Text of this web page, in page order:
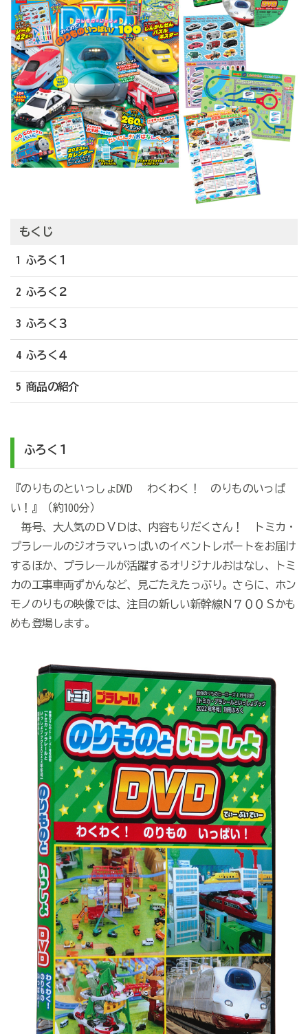
もくじ
1 ふろく１
2 ふろく２
3 ふろく３
4 ふろく４
5 商品の紹介
ふろく１
『のりものといっしょDVD わくわく！ のりものいっぱ
い！』（約100分）
毎号、大人気のＤＶＤは、内容もりだくさん！ トミカ・
プラレールのジオラマいっぱいのイベントレポートをお届け
するほか、プラレールが活躍するオリジナルおはなし、トミ
カの工事車両ずかんなど、見ごたえたっぷり。さらに、ホン
モノのりもの映像では、注目の新しい新幹線Ｎ７００Ｓかも
めも登場します。